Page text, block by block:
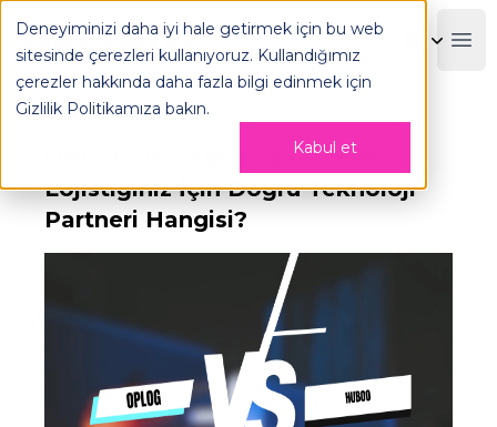
Deneyiminizi daha iyi hale getirmek için bu web
sitesinde çerezleri kullanıyoruz. Kullandığımız
çerezler hakkında daha fazla bilgi edinmek için
Gizlilik Politikamıza bakın.
Kabul et
OPLOG
OPLOG vs. Huboo: E-Ticaret
Lojistiğiniz İçin Doğru Teknoloji
Partneri Hangisi?